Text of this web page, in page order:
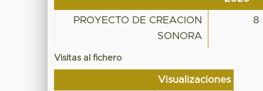
PROYECTO DE CREACION
SONORA
8
Visitas al fichero
Visualizaciones